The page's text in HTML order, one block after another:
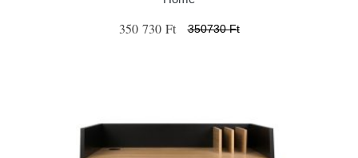
350 730 Ft 350730 Ft